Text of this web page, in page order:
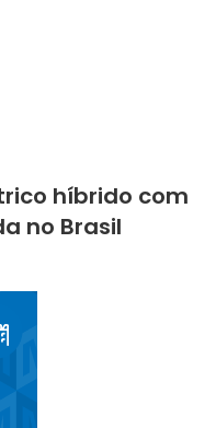
híbrido com
no Brasil